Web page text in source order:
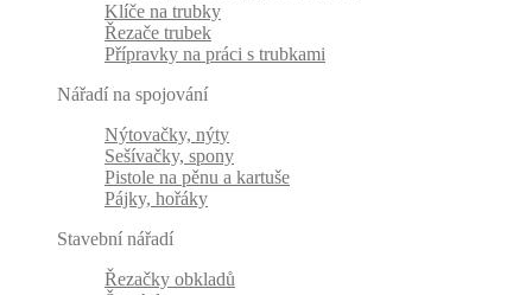
Klíče na trubky
Řezače trubek
Přípravky na práci s trubkami
Nářadí na spojování
Nýtovačky, nýty
Sešívačky, spony
Pistole na pěnu a kartuše
Pájky, hořáky
Stavební nářadí
Řezačky obkladů